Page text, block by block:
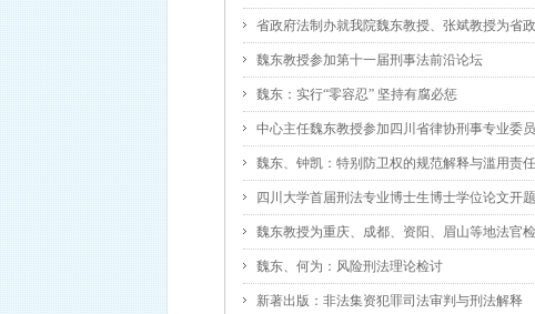
省政府法制办就我院魏东教授、张斌教授为省
魏东教授参加第十一届刑事法前沿论坛
魏东：实行“零容忍” 坚持有腐必惩
中心主任魏东教授参加四川省律协刑事专业委
魏东、钟凯：特别防卫权的规范解释与滥用责任
四川大学首届刑法专业博士生博士学位论文开
魏东教授为重庆、成都、资阳、眉山等地法官
魏东、何为：风险刑法理论检讨
新著出版：非法集资犯罪司法审判与刑法解释